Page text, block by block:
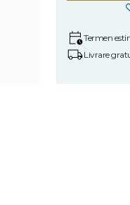
Termen
Livrare